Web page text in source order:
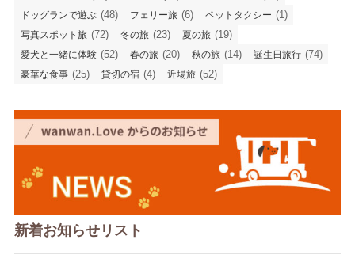
ドッグランで遊ぶ (48) フェリー旅 (6) ペットタクシー (1)
写真スポット旅 (72) 冬の旅 (23) 夏の旅 (19)
愛犬と一緒に体験 (52) 春の旅 (20) 秋の旅 (14) 誕生日旅行 (74)
豪華な食事 (25) 貸切の宿 (4) 近場旅 (52)
新着お知らせリスト